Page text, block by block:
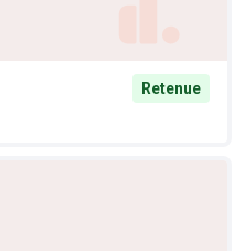
Retenue